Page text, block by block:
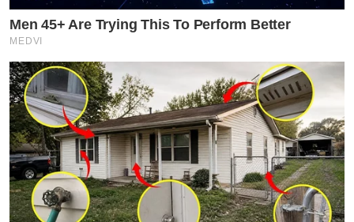
Men 45+ Are Trying This To Perform Better
MEDVI